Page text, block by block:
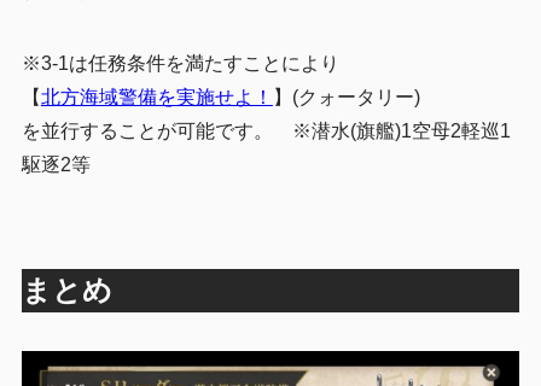
※3-1は任務条件を満たすことにより
【北方海域警備を実施せよ！ 】(クォータリー)
を並行することが可能です。 ※潜水(旗艦)1空母2軽巡1
駆逐2等
まとめ